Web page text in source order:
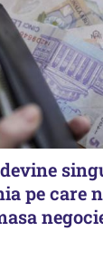
pe care